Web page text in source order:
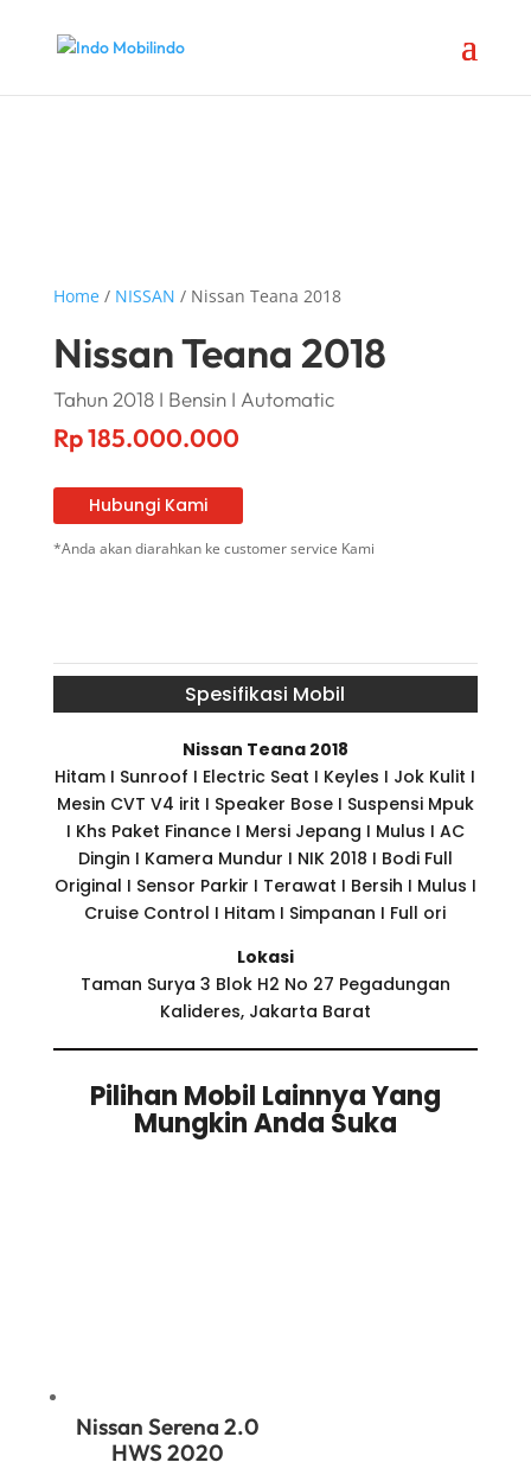
Home/ NISSAN / Nissan Teana 2018
Nissan Teana 2018
Tahun 2018 I Bensin I Automatic
Rp185.000.000
Hubungi Kami
*Anda akan diarahkan ke customer service Kami
Spesifikasi Mobil
Nissan Teana 2018
Hitam I Sunroof I Electric Seat I Keyles I Jok Kulit I
Mesin CVT V4 irit I Speaker Bose I Suspensi Mpuk
I Khs Paket Finance I Mersi Jepang I Mulus I AC
Dingin I Kamera Mundur I NIK 2018 I Bodi Full
Original I Sensor Parkir I Terawat I Bersih I Mulus I
Cruise Control I Hitam I Simpanan I Full ori
Lokasi
Taman Surya 3 Blok H2 No 27 Pegadungan
Kalideres, Jakarta Barat
Pilihan Mobil Lainnya Yang
Mungkin Anda Suka
Nissan Serena 2.0
HWS 2020